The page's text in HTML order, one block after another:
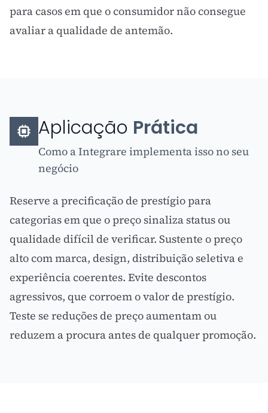
para casos em que o consumidor não consegue
avaliar a qualidade de antemão.
Aplicação Prática
Como a Integrare implementa isso no seu
negócio
Reserve a precificação de prestígio para
categorias em que o preço sinaliza status ou
qualidade difícil de verificar. Sustente o preço
alto com marca, design, distribuição seletiva e
experiência coerentes. Evite descontos
agressivos, que corroem o valor de prestígio.
Teste se reduções de preço aumentam ou
reduzem a procura antes de qualquer promoção.